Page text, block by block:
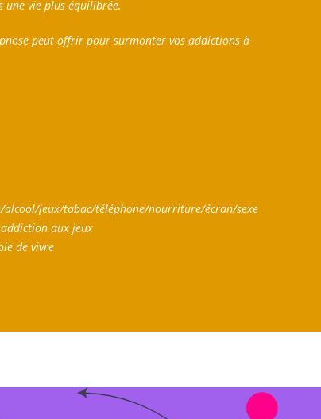
une vie plus équilibrée.
peut offrir pour surmonter vos addictions à
alcool/jeux/tabac/téléphone/nourriture/écran/sexe
aux jeux
de vivre